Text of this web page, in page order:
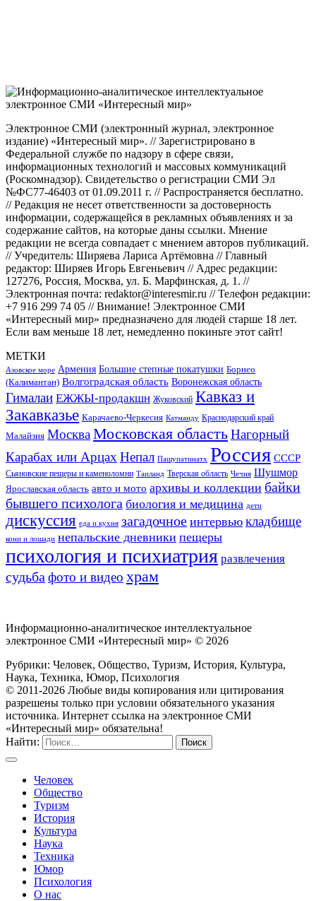
Электронное СМИ (электронный журнал, электронное
издание) «Интересный мир». // Зарегистрировано в
Федеральной службе по надзору в сфере связи,
информационных технологий и массовых коммуникаций
(Роскомнадзор). Свидетельство о регистрации СМИ Эл
№ФС77-46403 от 01.09.2011 г. // Распространяется бесплатно.
// Редакция не несет ответственности за достоверность
информации, содержащейся в рекламных объявлениях и за
содержание сайтов, на которые даны ссылки. Мнение
редакции не всегда совпадает с мнением авторов публикаций.
// Учредитель: Ширяева Лариса Артёмовна // Главный
редактор: Ширяев Игорь Евгеньевич // Адрес редакции:
127276, Россия, Москва, ул. Б. Марфинская, д. 1. //
Электронная почта: redaktor@interesmir.ru // Телефон редакции:
+7 916 299 74 05 // Внимание! Электронное СМИ
«Интересный мир» предназначено для людей старше 18 лет.
Если вам меньше 18 лет, немедленно покиньте этот сайт!
МЕТКИ
Азовское море Армения Большие степные покатушки Борнео
(Калимантан) Волгоградская область Воронежская область
Гималаи ЕЖЖЫ-продакшн Жуковский Кавказ и
Закавказье Карачаево-Черкесия Катманду Краснодарский край
Малайзия МоскваМосковская областьНагорный
Карабах или Арцах Непал Пашупатинатх Россия СССР
Сьяновские пещеры и каменоломни Таиланд Тверская область Чечня Шушмор
Ярославская область авто и мото архивы и коллекции байки
бывшего психолога биология и медицина дети
дискуссия еда и кухня загадочное интервью кладбище
кони и лошади непальские дневники пещеры
психология и психиатрия развлечения
судьба фото и видео храм
Информационно-аналитическое интеллектуальное
электронное СМИ «Интересный мир» © 2026
Рубрики: Человек, Общество, Туризм, История, Культура,
Наука, Техника, Юмор, Психология
© 2011-2026 Любые виды копирования или цитирования
разрешены только при условии обязательного указания
источника. Интернет ссылка на электронное СМИ
«Интересный мир» обязательна!
Найти:
Человек
Общество
Туризм
История
Культура
Наука
Техника
Юмор
Психология
О нас